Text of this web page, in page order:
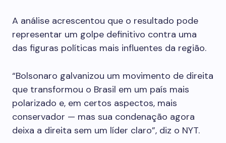
A análise acrescentou que o resultado pode
representar um golpe definitivo contra uma
das figuras políticas mais influentes da região.
“Bolsonaro galvanizou um movimento de direita
que transformou o Brasil em um país mais
polarizado e, em certos aspectos, mais
conservador — mas sua condenação agora
deixa a direita sem um líder claro”, diz o NYT.